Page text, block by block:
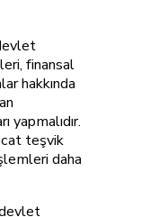
finansal
hakkında
yapmalıdır.
teşvik
daha